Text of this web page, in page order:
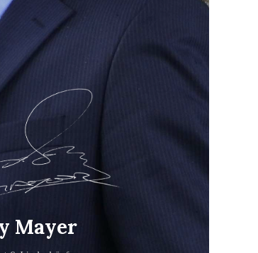
Mayer